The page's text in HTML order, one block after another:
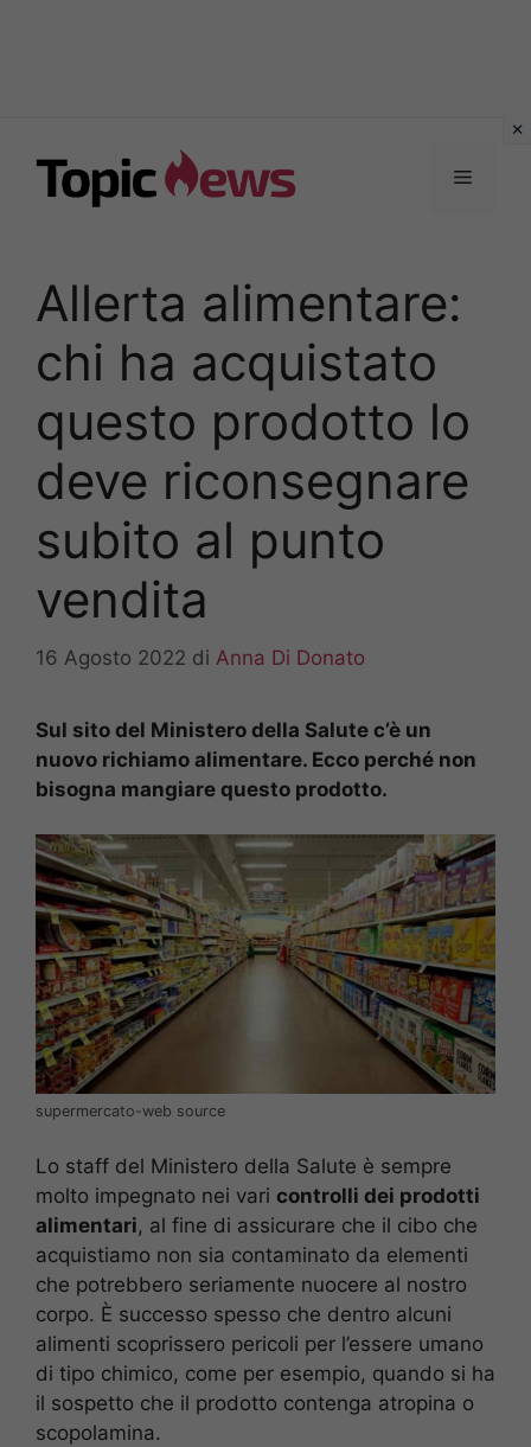
contenuto
Menu
Allerta alimentare:
chi ha acquistato
questo prodotto lo
deve riconsegnare
subito al punto
vendita
16 Agosto 2022 di Anna Di Donato
Sul sito del Ministero della Salute c’è un
nuovo richiamo alimentare. Ecco perché non
bisogna mangiare questo prodotto.
supermercato-web source
Lo staff del Ministero della Salute è sempre
molto impegnato nei vari controlli dei prodotti
alimentari, al fine di assicurare che il cibo che
acquistiamo non sia contaminato da elementi
che potrebbero seriamente nuocere al nostro
corpo. È successo spesso che dentro alcuni
alimenti scoprissero pericoli per l’essere umano
di tipo chimico, come per esempio, quando si ha
il sospetto che il prodotto contenga atropina o
scopolamina.